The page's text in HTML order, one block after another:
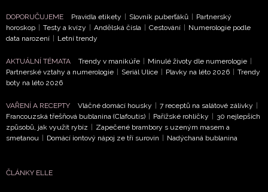
NEWSLETTER
ODESLAT
podmínkami společnosti BurdaMedia Extra s.r.o.
DOPORUČUJEME Pravidla etikety Slovník puberťáků
Partnerský
horoskop
Testy a kvízy Andělská čísla Cestování
Numerologie podle
data narození
Letní trendy
AKTUÁLNÍ TÉMATA Trendy v manikúře Minulé životy dle numerologie
Partnerské vztahy a numerologie
Seriál Ulice Plavky na léto 2026
Trendy
boty na léto 2026
VAŘENÍ A RECEPTY Vláčné domácí housky 7 receptů na salátové zálivky
Francouzská třešňová bublanina (Clafoutis)
Pařížské rohlíčky
30 nejlepších
způsobů, jak využít rybíz
Zapečené brambory s uzeným masem a
smetanou
Domácí iontový nápoj ze tří surovin Nadýchaná bublanina
ČLÁNKY ELLE